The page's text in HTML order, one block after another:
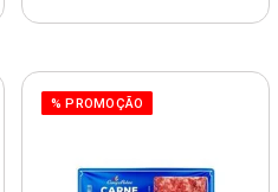
% PROMOÇÃO